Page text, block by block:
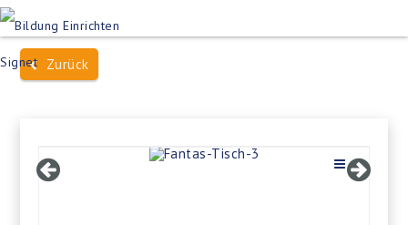
Merkliste Impressum +
Zurück